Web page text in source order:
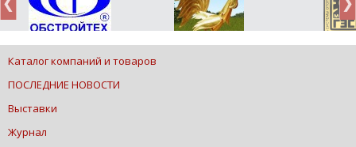
Каталог компаний и товаров
ПОСЛЕДНИЕ НОВОСТИ
Выставки
Журнал